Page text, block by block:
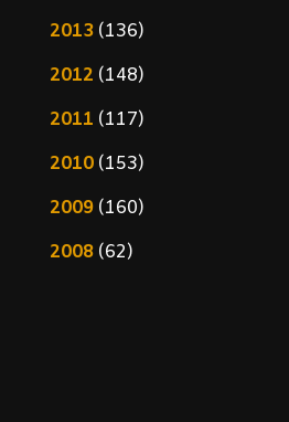
2013(136)
2012 (148)
2011 (117)
2010(153)
2009(160)
2008(62)